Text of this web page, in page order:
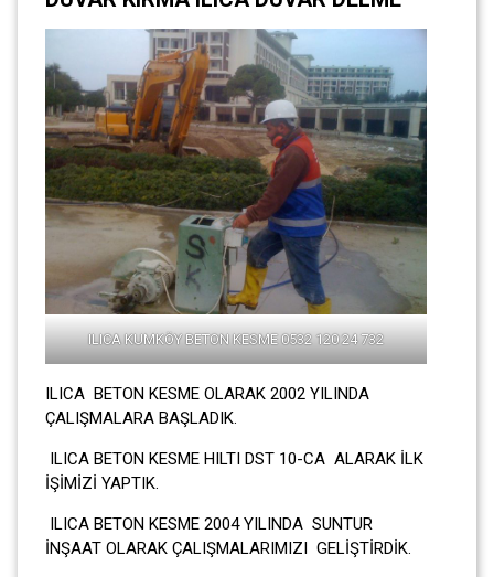
DUVAR DELME
ILICA KUMKÖY BETON KESME 0532 120 24 732
ILICA BETON KESME OLARAK 2002 YILINDA
ÇALIŞMALARA BAŞLADIK.
ILICA BETON KESME HILTI DST 10-CA ALARAK İLK
İŞİMİZİ YAPTIK.
ILICA BETON KESME 2004 YILINDA SUNTUR
İNŞAAT OLARAK ÇALIŞMALARIMIZI GELİŞTİRDİK.